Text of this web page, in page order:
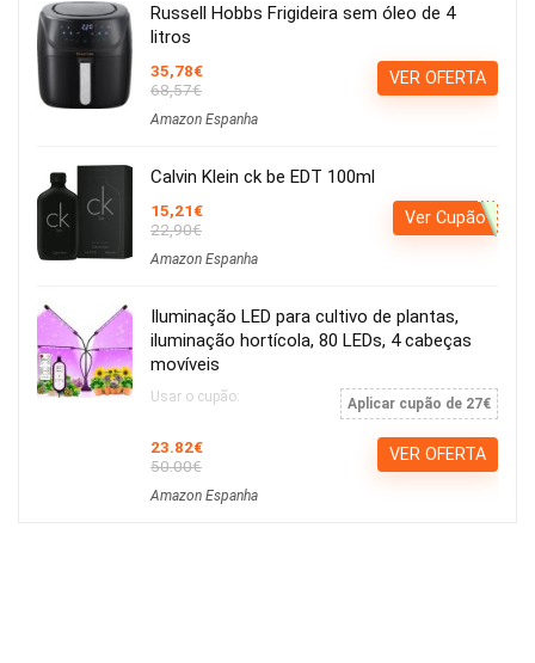
Russell Hobbs Frigideira sem óleo de 4
litros
35,78€
68,57€
Amazon Espanha
VER OFERTA
Calvin Klein ck be EDT 100ml
15,21€
22,90€
Amazon Espanha
Ver Cupão
Iluminação LED para cultivo de plantas,
iluminação hortícola, 80 LEDs, 4 cabeças
movíveis
Usar o cupão: Aplicar cupão de 27€
23.82€
50.00€
Amazon Espanha
VER OFERTA